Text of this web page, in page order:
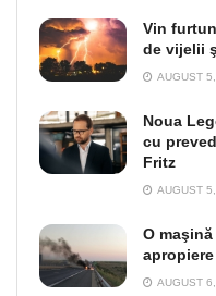
Vin
de vijelii
AUGUST
Noua
cu
Fritz
AUGUST
O
AUGUST